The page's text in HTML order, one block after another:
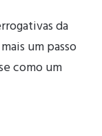
da
um passo
como um